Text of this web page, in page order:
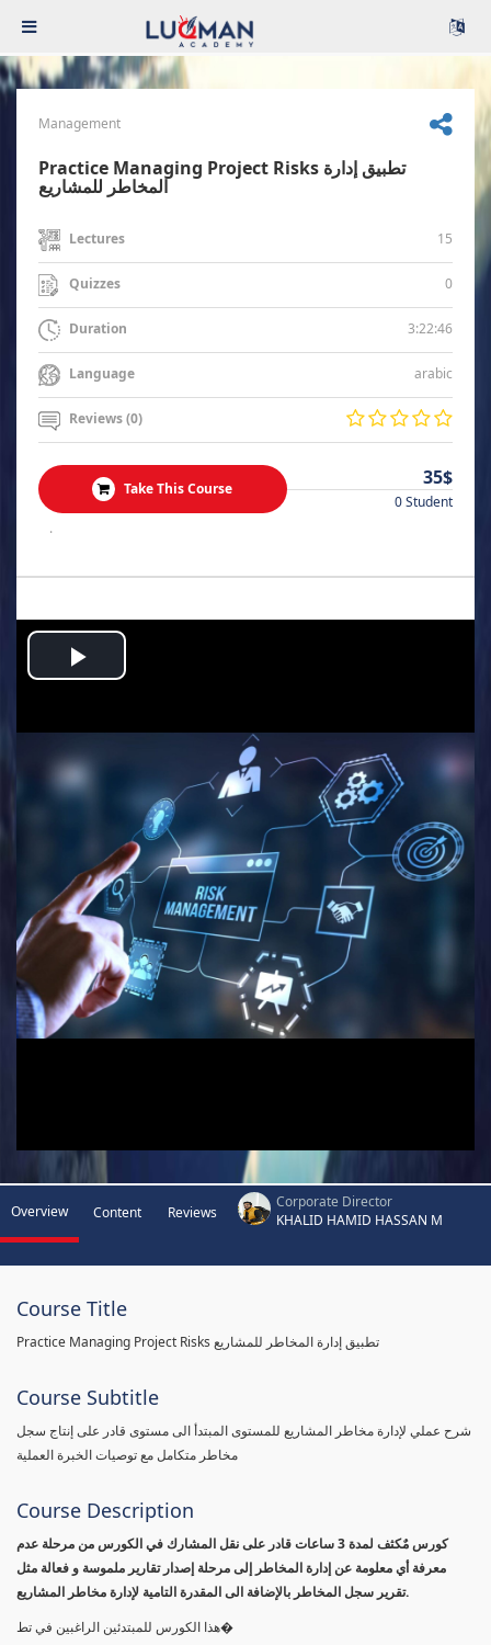
Management
Practice Managing Project Risks تطبيق إدارة
المخاطر للمشاريع
Lectures 15
Quizzes 0
Duration 3:22:46
Language arabic
Reviews (0)
Take This Course 35$
0 Student
.
Play
Video
Overview Content Reviews
Corporate Director
KHALID HAMID HASSAN M
Course Title
Practice Managing Project Risks تطبيق إدارة المخاطر للمشاريع
Course Subtitle
شرح عملي لإدارة مخاطر المشاريع للمستوى المبتدأ الى مستوى قادر على إنتاج سجل
مخاطر متكامل مع توصيات الخبرة العملية
Course Description
كورس مٌكثف لمدة 3 ساعات قادر على نقل المشارك في الكورس من مرحلة عدم
معرفة أي معلومة عن إدارة المخاطر إلى مرحلة إصدار تقارير ملموسة و فعالة مثل
تقرير سجل المخاطر بالإضافة الى المقدرة التامية لإدارة مخاطر المشاريع.
هذا الكورس للمبتدئين الراغبين في تط�